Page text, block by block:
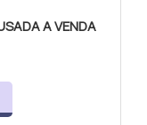
A VENDA